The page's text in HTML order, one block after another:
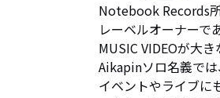
Notebook Records
レーベルオーナー
MUSIC VIDEOが大
Aikapinソロ名義で
イベントやライブに